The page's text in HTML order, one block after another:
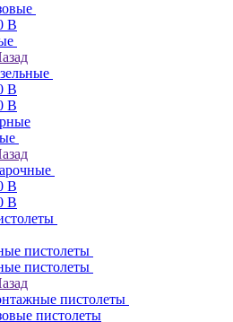
В
В
В
В
В
пистолеты
пистолеты
пистолеты
пистолеты